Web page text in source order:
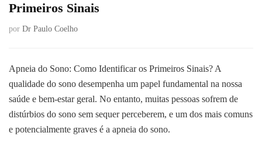
Primeiros Sinais
por Dr Paulo Coelho
Apneia do Sono: Como Identificar os Primeiros Sinais? A
qualidade do sono desempenha um papel fundamental na nossa
saúde e bem-estar geral. No entanto, muitas pessoas sofrem de
distúrbios do sono sem sequer perceberem, e um dos mais comuns
e potencialmente graves é a apneia do sono.